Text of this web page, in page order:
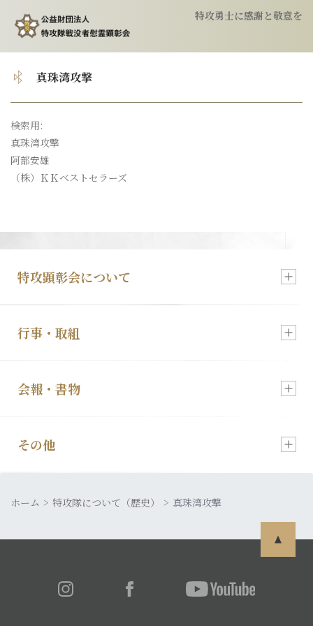
特攻勇士に感謝と敬意を
トップ
顕彰会について
会報
真珠湾攻撃
検索用:
真珠湾攻撃
阿部安雄
（株）ＫＫベストセラーズ
特攻顕彰会について
新着情報
顕彰会について
入会・各種お申込
行事・取組
慰霊祭のご案内
特攻像の奉納
会報・書物
会報「特攻」
発行書籍
その他
皆さまの声
ホーム 特攻隊について（歴史） 真珠湾攻撃